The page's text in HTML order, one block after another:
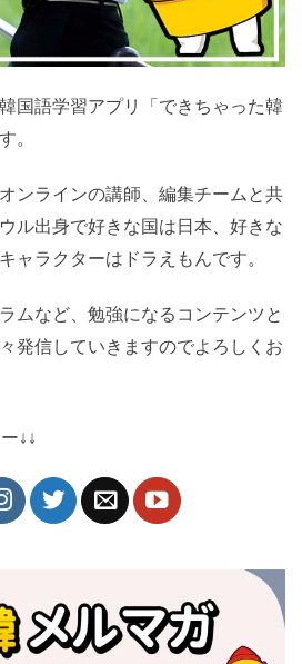
す。
ウル出身で好きな国は日本、好
なキャラクターはドラえもんで
ムなど、勉強になるコンテンツ
々発信していきますのでよろし
↓↓